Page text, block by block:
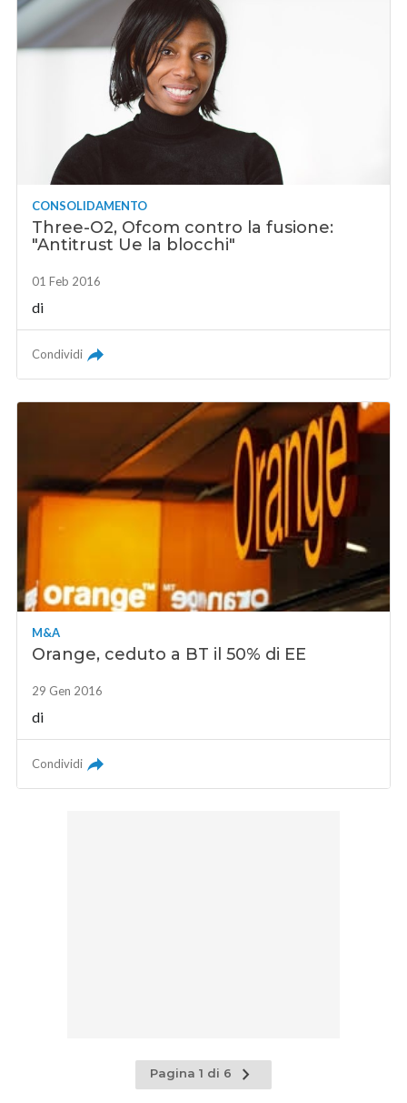
CONSOLIDAMENTO
Three-O2, Ofcom contro la fusione:
"Antitrust Ue la blocchi"
01 Feb 2016
di
Condividi
M&A
Orange, ceduto a BT il 50% di EE
29 Gen 2016
di
Condividi
Pagina 1 di 6
Pagina
successiva